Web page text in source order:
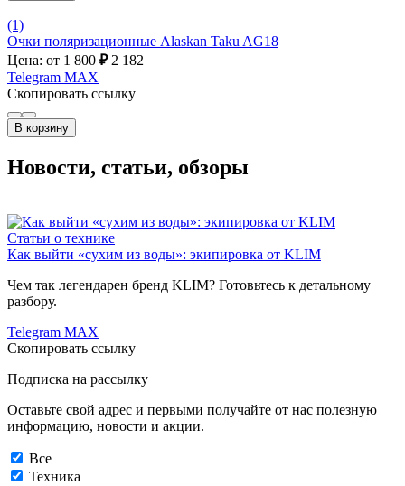
(1)
Очки поляризационные Alaskan Taku AG18
Цена: от 1 800 ₽ 2 182
Telegram MAX
Скопировать ссылку
В корзину
Новости, статьи, обзоры
Статьи о технике
Как выйти «сухим из воды»: экипировка от KLIM
Чем так легендарен бренд KLIM? Готовьтесь к детальному
разбору.
Telegram MAX
Скопировать ссылку
Подписка на рассылку
Оставьте свой адрес и первыми получайте от нас полезную
информацию, новости и акции.
Все
Техника